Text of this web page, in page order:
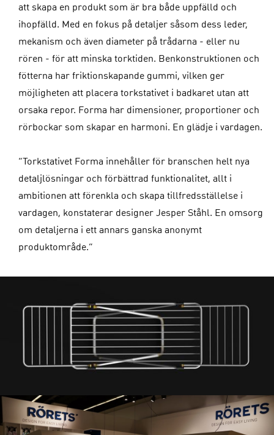
att skapa en produkt som är bra både uppfälld och
ihopfälld. Med en fokus på detaljer såsom dess leder,
mekanism och även diameter på trådarna - eller nu
rören - för att minska torktiden. Benkonstruktionen och
fötterna har friktionskapande gummi, vilken ger
möjligheten att placera torkstativet i badkaret utan att
orsaka repor. Forma har dimensioner, proportioner och
rörbockar som skapar en harmoni. En glädje i vardagen.
”Torkstativet Forma innehåller för branschen helt nya
detaljlösningar och förbättrad funktionalitet, allt i
ambitionen att förenkla och skapa tillfredsställelse i
vardagen, konstaterar designer Jesper Ståhl. En omsorg
om detaljerna i ett annars ganska anonymt
produktområde.”